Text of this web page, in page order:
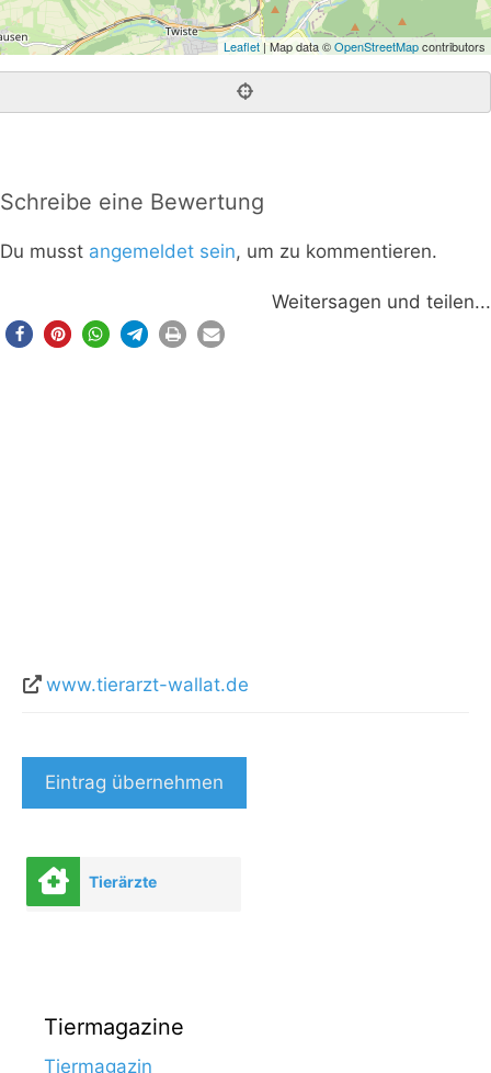
Leaflet | Map data ©OpenStreetMapcontributors
Schreibe eine Bewertung
Du musst angemeldet sein, um zu kommentieren.
Weitersagen und teilen...
www.tierarzt-wallat.de
Eintrag übernehmen
Tierärzte
Tiermagazine
Tiermagazin